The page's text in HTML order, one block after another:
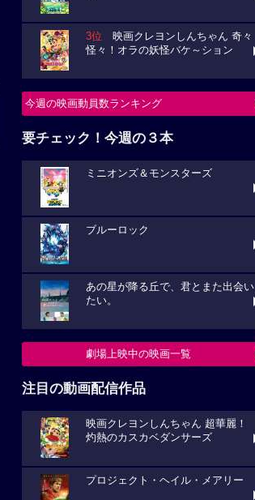
3位 映画クレヨンしんちゃん 奇々
怪々！オラの妖怪バケ～ション
今週の映画動員数ランキング
要チェック！今週の３本
ミニオンズ＆モンスターズ
ブルーロック
あの星が降る丘で、君とまた出会い
たい。
劇場上映中の映画一覧
注目の動画配信作品
映画クレヨンしんちゃん 超華麗！
灼熱のカスカベダンサーズ
プロジェクト・ヘイル・メアリー